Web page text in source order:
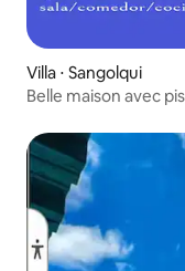
Villa ⋅ Sangolqui
Belle maison avec